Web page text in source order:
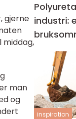
gjerne
middag,
man
og
industri:
fordeler
inspiration